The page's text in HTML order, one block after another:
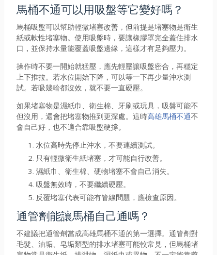
馬桶不通可以用吸盤等它變好嗎？
馬桶吸盤可以幫助輕微堵塞改善，但前提是堵塞物是衛生
紙或軟性堵塞物。使用吸盤時，要讓橡膠罩完全蓋住排水
口，並保持水量能覆蓋吸盤邊緣，這樣才有足夠壓力。
操作時不要一開始就猛壓，應先輕壓讓吸盤密合，再穩定
上下推拉。若水位開始下降，可以等一下再少量沖水測
試。若吸幾輪都沒效，就不要一直硬壓。
如果堵塞物是濕紙巾、衛生棉、牙刷或玩具，吸盤可能不
但沒用，還會把堵塞物推到更深處。這時高雄馬桶不通不
會自己好，也不適合靠吸盤硬撐。
水位高時先停止沖水，不要連續測試。
只有輕微衛生紙堵塞，才可能自行改善。
濕紙巾、衛生棉、硬物堵塞不會自己消失。
吸盤無效時，不要繼續硬壓。
反覆堵塞代表可能有管線問題，應檢查原因。
通管劑能讓馬桶自己通嗎？
不建議把通管劑當成高雄馬桶不通的第一選擇。通管劑對
毛髮、油垢、皂垢類型的排水堵塞可能較常見，但馬桶堵